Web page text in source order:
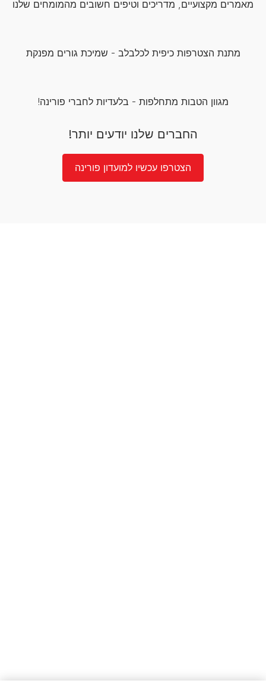
מאמרים מקצועיים, מדריכים וטיפים חשובים מהמומחים שלנו
מתנת הצטרפות כיפית לכלבלב - שמיכת גורים מפנקת
מגוון הטבות מתחלפות - בלעדיות לחברי פורינה!
החברים שלנו יודעים יותר!
הצטרפו עכשיו למועדון פורינה